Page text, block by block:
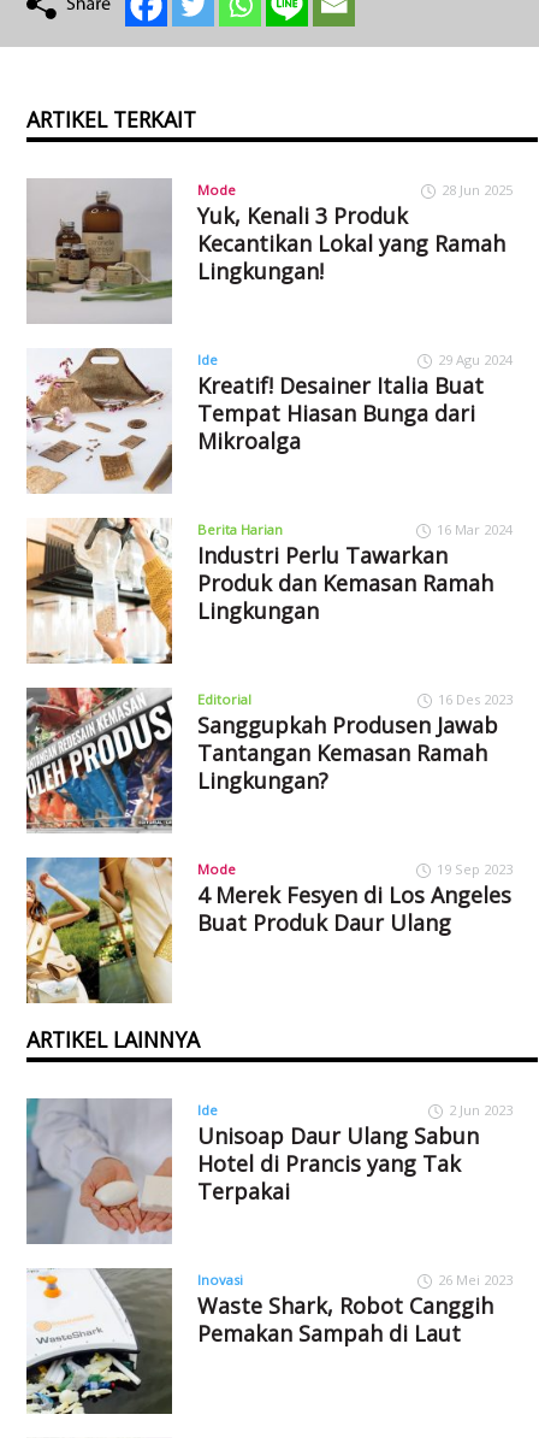
ARTIKEL TERKAIT
Mode 28 Jun 2025
Yuk, Kenali 3 Produk
Kecantikan Lokal yang Ramah
Lingkungan!
Ide 29 Agu 2024
Kreatif! Desainer Italia Buat
Tempat Hiasan Bunga dari
Mikroalga
Berita Harian 16 Mar 2024
Industri Perlu Tawarkan
Produk dan Kemasan Ramah
Lingkungan
Editorial 16 Des 2023
Sanggupkah Produsen Jawab
Tantangan Kemasan Ramah
Lingkungan?
Mode 19 Sep 2023
4 Merek Fesyen di Los Angeles
Buat Produk Daur Ulang
ARTIKEL LAINNYA
Ide 2 Jun 2023
Unisoap Daur Ulang Sabun
Hotel di Prancis yang Tak
Terpakai
Inovasi 26 Mei 2023
Waste Shark, Robot Canggih
Pemakan Sampah di Laut